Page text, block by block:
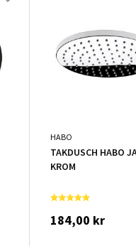
HABO
TAKDUSCH HABO
KROM
184,00 kr